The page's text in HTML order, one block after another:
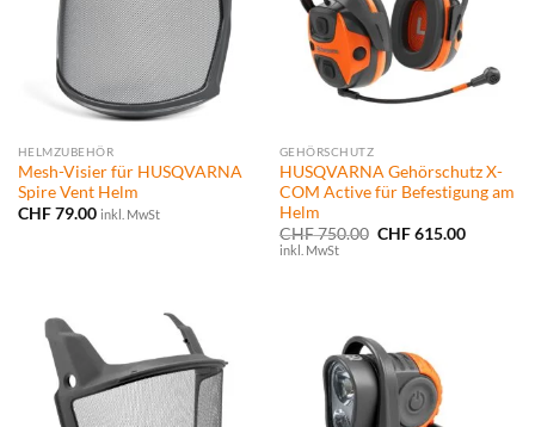
HELMZUBEHÖR
Mesh-Visier für HUSQVARNA
Spire Vent Helm
CHF79.00 inkl. MwSt
GEHÖRSCHUTZ
HUSQVARNA Gehörschutz X-
COM Active für Befestigung am
Helm
CHF750.00 Ursprünglicher
CHF615.00Aktueller
inkl. MwSt